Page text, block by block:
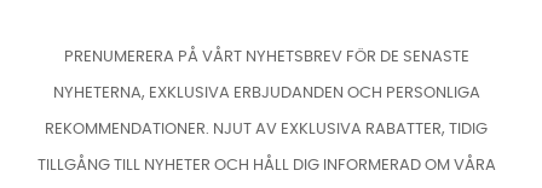
PRENUMERERA PÅ VÅRT NYHETSBREV FÖR DE SENASTE
NYHETERNA, EXKLUSIVA ERBJUDANDEN OCH PERSONLIGA
REKOMMENDATIONER. NJUT AV EXKLUSIVA RABATTER, TIDIG
TILLGÅNG TILL NYHETER OCH HÅLL DIG INFORMERAD OM VÅRA